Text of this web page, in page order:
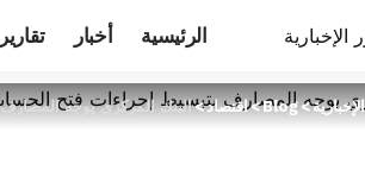
الرئيسية أخبار
>
Blog
>اقتصاد>البنك المركزي يوجه